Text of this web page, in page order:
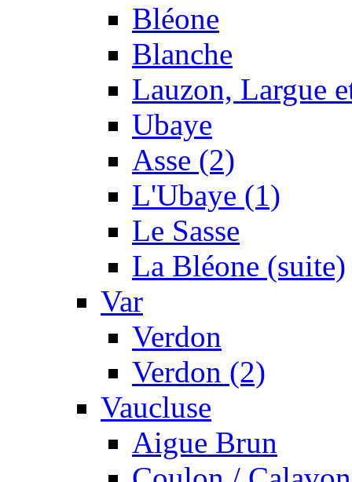
Bléone
Blanche
Lauzon, Largue
Ubaye
Asse (2)
L'Ubaye (1)
Le Sasse
La Bléone (suite)
Var
Verdon
Verdon (2)
Vaucluse
Aigue Brun